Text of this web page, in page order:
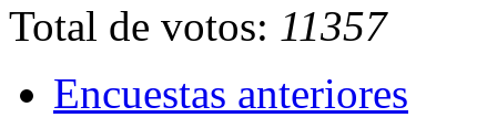
Total de votos: 11357
Encuestas anteriores